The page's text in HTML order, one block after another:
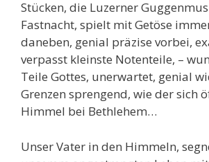
Stücken, die Luzerner
Fastnacht, spielt mit Getöse
daneben, genial präzise vorbei,
verpasst kleinste Notenteile, –
Teile Gottes, unerwartet, genial
Grenzen sprengend, wie der sich
Himmel bei Bethlehem…
Unser Vater in den Himmeln,